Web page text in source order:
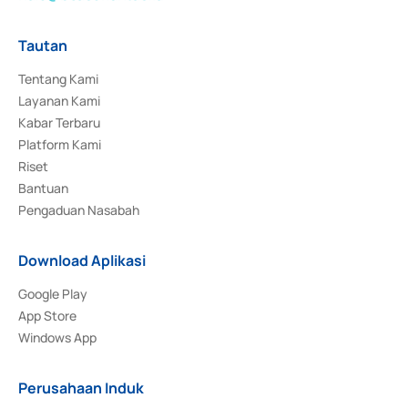
Tautan
Tentang Kami
Layanan Kami
Kabar Terbaru
Platform Kami
Riset
Bantuan
Pengaduan Nasabah
Download Aplikasi
Google Play
App Store
Windows App
Perusahaan Induk